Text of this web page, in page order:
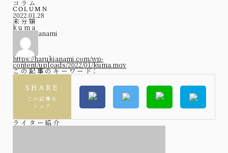
コラム
COLUMN
2022.01.28
未分類
kuma
anami
https://harukianami.com/wp-
content/uploads/2022/01/kuma.mov
この記事のキーワード：
SHARE
この記事を
シェア
ライター紹介